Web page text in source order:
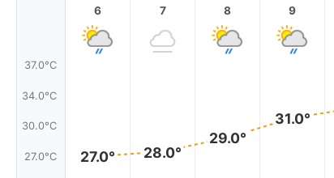
37.0°C
34.0°C
30.0°C
27.0°C
6
27.0°
7
28.0°
8
29.0°
9
31.0°